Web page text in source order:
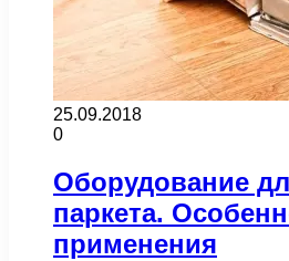
25.09.2018
0
Оборудование
паркета.
применения